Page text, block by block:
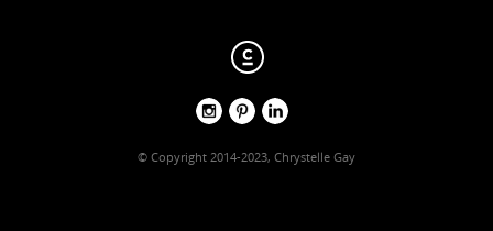
© Copyright 2014-2023, Chrystelle Gay